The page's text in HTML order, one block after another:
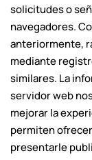
solicitudes o
navegadores.
anteriormente,
mediante
similares. La
servidor web
mejorar la
permiten
presentarle